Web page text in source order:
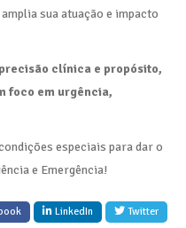
sua atuação e impacto
clínica e propósito,
foco em urgência,
especiais para dar o
e Emergência!
LinkedIn Twitter